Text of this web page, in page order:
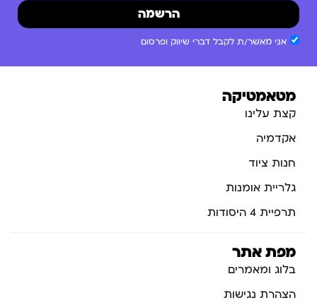
אני מאשר/ת לקבל דברי שיווק ופרסום
הרשמה
מטאמטיקה
קצת עלינו
אקדמיה
חנות ציוד
גלריית אומנות
תרפיית 4 היסודות
מפת אתר
בלוג ומאמרים
הצהרת נגישות